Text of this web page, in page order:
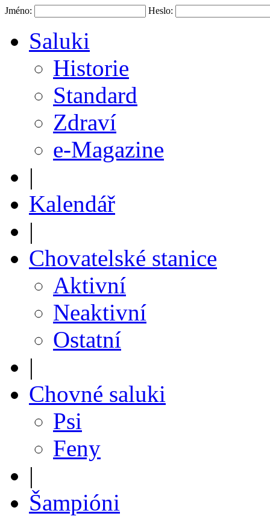
Jméno: Heslo:
Saluki
Historie
Standard
Zdraví
e-Magazine
|
Kalendář
|
Chovatelské stanice
Aktivní
Neaktivní
Ostatní
|
Chovné saluki
Psi
Feny
|
Šampióni